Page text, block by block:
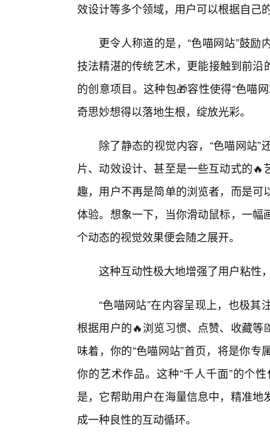
效设计等多个领域，用户可以根据自己
更令人称道的是，“色喵网站”鼓
技法精湛的传统艺术，更能接触到前
的创意项目。这种包🎁容性使得“色喵
奇思妙想得以落地生根，绽放光彩。
除了静态的视觉内容，“色喵网站
片、动效设计、甚至是一些互动式的
趣，用户不再是简单的浏览者，而是
体验。想象一下，当你滑动鼠标，一
个动态的视觉效果便会随之展开。
这种互动性极大地增强了用户粘性
“色喵网站”在内容呈现上，也极
根据用户的🔥浏览习惯、点赞、收藏
味着，你的“色喵网站”首页，将是你
你的艺术作品。这种“千人千面”的个
是，它帮助用户在海量信息中，精准
成一种良性的互动循环。